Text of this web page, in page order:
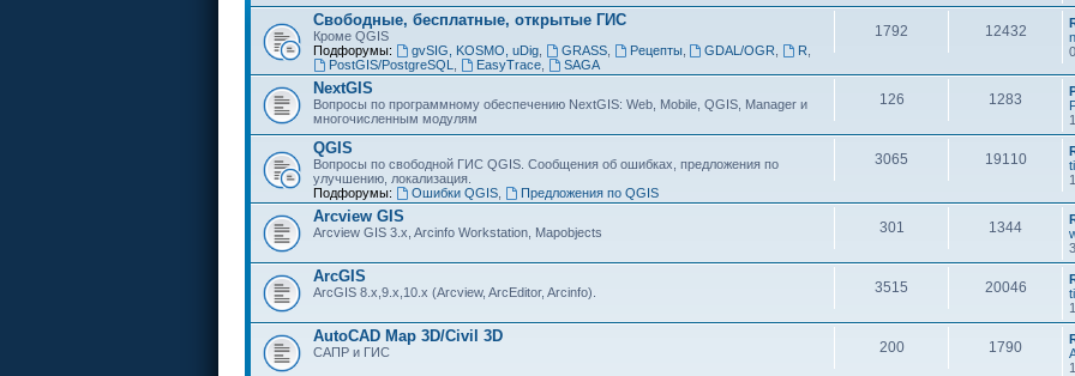
Свободные, бесплатные, открытые ГИС
Кроме QGIS
Подфорумы:
gvSIG, KOSMO, uDig, GRASS, Рецепты, GDAL/OGR R
PostGIS/PostgreSQL
EasyTrace, SAGA
1792 12432
NextGIS
Вопросы по программному обеспечению NextGIS: Web, Mobile, QGIS, Manager и
многочисленным модулям
126 1283
QGIS
Вопросы по свободной ГИС QGIS. Сообщения об ошибках, предложения по
улучшению, локализация.
Подфорумы:
Ошибки QGIS, Предложения по QGIS
3065 19110
Arcview GIS
Arcview GIS 3.x, Arcinfo Workstation, Mapobjects 301 1344
ArcGIS
ArcGIS 8.x,9.x,10.x (Arcview, ArcEditor, Arcinfo). 3515 20046
AutoCAD Map 3D/Civil 3D
САПР и ГИС 200 1790